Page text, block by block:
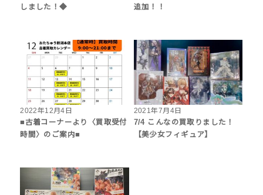
しました！◆
追加！！
2022年12月4日
■古着コーナーより〈買取受付
時間〉のご案内■
2021年7月4日
7/4 こんなの買取りました！
【美少女フィギュア】